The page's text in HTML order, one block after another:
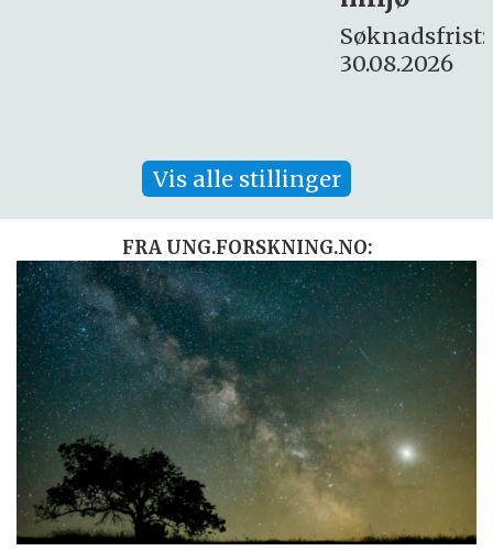
Vis alle stillinger
FRA UNG.FORSKNING.NO: